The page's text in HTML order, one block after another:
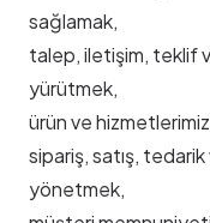
sağlamak,
talep, iletişim, teklif
yürütmek,
ürün ve
sipariş, satış,
yönetmek,